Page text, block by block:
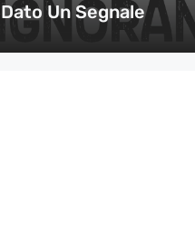
Dato Un Segnale